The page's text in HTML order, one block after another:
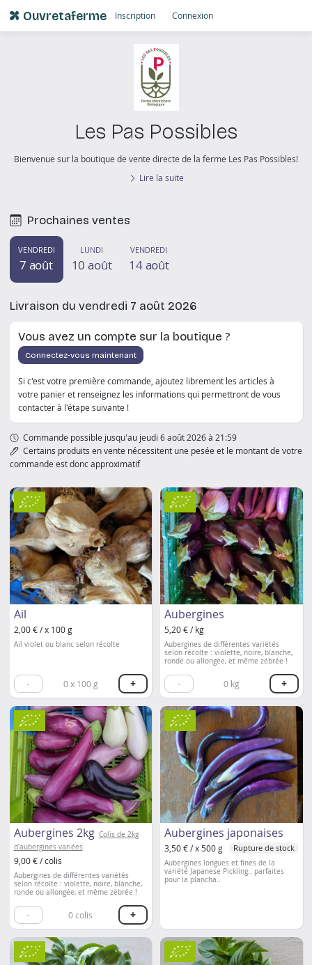
Ouvretaferme Inscription Connexion
Les Pas Possibles
Bienvenue sur la boutique de vente directe de la ferme Les Pas Possibles!
Lire la suite
Prochaines ventes
VENDREDI
7 août
LUNDI
10 août
VENDREDI
14 août
Livraison du vendredi 7 août 2026
Vous avez un compte sur la boutique ?
Connectez-vous maintenant
Si c'est votre première commande, ajoutez librement les articles à
votre panier et renseignez les informations qui permettront de vous
contacter à l'étape suivante !
Commande possible jusqu'au jeudi 6 août 2026 à 21:59
Certains produits en vente nécessitent une pesée et le montant de votre
commande est donc approximatif
Ail
2,00 € / x 100 g
Ail violet ou blanc selon récolte
- 0x 100 g +
Aubergines
5,20 € / kg
Aubergines de différentes variétés
selon récolte : violette, noire, blanche,
ronde ou allongée, et même zébrée !
- 0kg +
Aubergines 2kg Colis de 2kg
d'aubergines variées
9,00 € / colis
Aubergines de différentes variétés
selon récolte : violette, noire, blanche,
ronde ou allongée, et même zébrée !
- 0colis +
Aubergines japonaises
3,50 € / x 500 g Rupture de stock
Aubergines longues et fines de la
variété Japanese Pickling.. parfaites
pour la plancha..